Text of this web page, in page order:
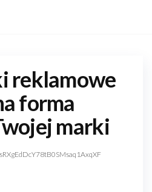
reklamowe
forma
marki